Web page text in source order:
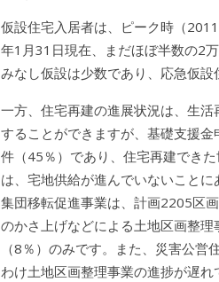
仮設住宅入居者は、ピーク時（
年1月31日現在、まだほぼ半数の2
みなし仮設は少数であり、応急仮設
一方、住宅再建の進展状況は、生
することができますが、基礎支援
件（45％）であり、住宅再建でき
は、宅地供給が進んでいないこと
集団移転促進事業は、計画2205区
のかさ上げなどによる土地区画整
（8％）のみです。また、災害公
わけ土地区画整理事業の進捗が遅